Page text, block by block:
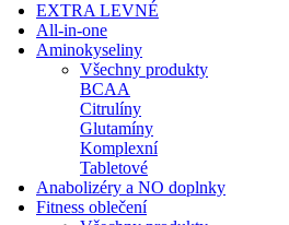
EXTRA LEVNÉ
All-in-one
Aminokyseliny
Všechny produkty
BCAA
Citrulíny
Glutamíny
Komplexní
Tabletové
Anabolizéry a NO doplnky
Fitness oblečení